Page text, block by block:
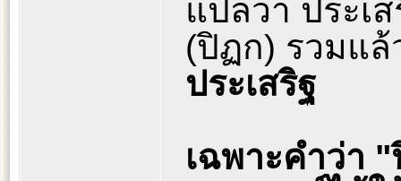
แปลว่า ประเ
(ปิฏก) รวมแ
ประเสริฐ
เฉพาะคำว่า